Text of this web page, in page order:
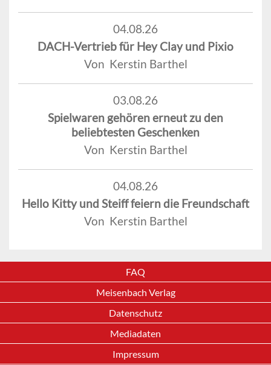
04.08.26
DACH-Vertrieb für Hey Clay und Pixio
Von Kerstin Barthel
03.08.26
Spielwaren gehören erneut zu den
beliebtesten Geschenken
Von Kerstin Barthel
04.08.26
Hello Kitty und Steiff feiern die Freundschaft
Von Kerstin Barthel
FAQ
Meisenbach Verlag
Datenschutz
Mediadaten
Impressum